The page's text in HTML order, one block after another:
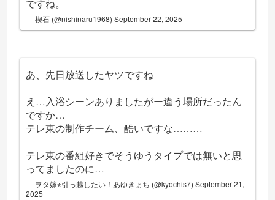
ですね。
— 楔石 (@nishinaru1968)September 22, 2025
あ、先日放送したヤツですね
え…入浴シーンありましたがー違う場所だったん
ですか…
テレ東の制作チーム、酷いですな………
テレ東の番組好きでそうゆうタイプでは無いと思
ってましたのに…
— ヲタ嫁⭐︎引っ越したい！あゆきょち (@kyochis7)September 21,
2025